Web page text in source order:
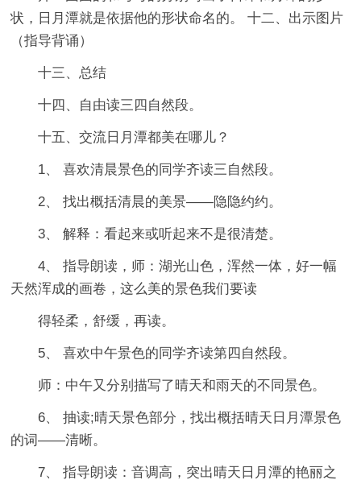
状，日月潭就是依据他的形状命名的。 十二、出示图片
（指导背诵）
十三、总结
十四、自由读三四自然段。
十五、交流日月潭都美在哪儿？
1、 喜欢清晨景色的同学齐读三自然段。
2、 找出概括清晨的美景——隐隐约约。
3、 解释：看起来或听起来不是很清楚。
4、 指导朗读，师：湖光山色，浑然一体，好一幅
天然浑成的画卷，这么美的景色我们要读
得轻柔，舒缓，再读。
5、 喜欢中午景色的同学齐读第四自然段。
师：中午又分别描写了晴天和雨天的不同景色。
6、 抽读;晴天景色部分，找出概括晴天日月潭景色
的词——清晰。
7、 指导朗读：音调高，突出晴天日月潭的艳丽之